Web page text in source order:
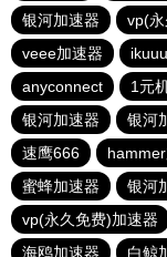
银河加速器
vp(
veee加速器
anyconnect
1元
银河加速器
银河
速鹰666
蜜蜂加速器
银河
vp(永久免费)加速器
海鸥加速器
白鲸